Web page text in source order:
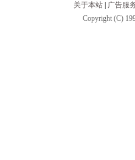
关于本站
广告服
Copyright (C)